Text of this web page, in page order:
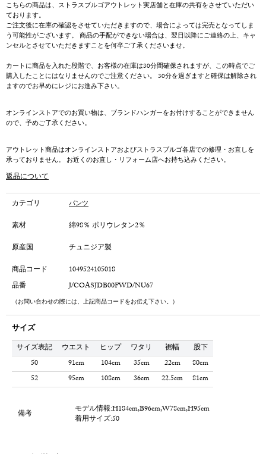
EDGEシリーズ
遊びのあるファッションピースを展開するシリーズ。比較的太めのモデルが
中心でコーディネイトにスパイスを与えてくれます。
MICHAELモデル
24AWから展開をスタートのNEWモデル。裾幅22㎝のセミワイドパンツで
す。ノープリーツで腰回りはコンパクトに設計したカジュアルなパンツに仕
上がっています。
こちらの商品は、ストラスブルゴアウトレット実店舗と在庫の共有をさせていただい
ております。
ご注文後に在庫の確認をさせていただきますので、場合によっては完売となってしま
う可能性がございます。 商品の手配ができない場合は、翌日以降にご連絡の上、キャ
ンセルとさせていただきますことを何卒ご了承くださいませ。
カートに商品を入れた段階で、お客様の在庫は30分間確保されますが、この時点でご
購入したことにはなりませんのでご注意ください。 30分を過ぎますと確保は解除され
ますのでお早めにレジにお進み下さい。
オンラインストアでのお買い物は、ブランドハンガーをお付けすることができません
ので、予めご了承ください。
アウトレット商品はオンラインストアおよびストラスブルゴ各店での修理・お直しを
承っておりません。 お近くのお直し・リフォーム店へお持ち込みください。
返品について
カテゴリ パンツ
素材
綿98％ ポリウレタン2％
原産国
チュニジア製
商品コード
1049524105018
品番
J/COASJDB00FWD/NU67
（お問い合わせの際には、上記商品コードをお伝え下さい。）
サイズ
サイズ表記 ウエスト ヒップ ワタリ 裾幅
股下
50
91cm 104cm 35cm 22cm
80cm
52
95cm 108cm 36cm 22.5cm 81cm
備考
モデル情報:H184cm,B96cm,W78cm,H95cm
着用サイズ:50